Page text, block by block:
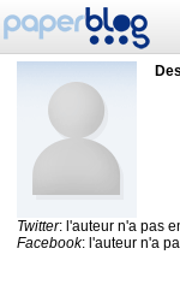
Twitter: l'auteur n'a pas
Facebook: l'auteur n'a